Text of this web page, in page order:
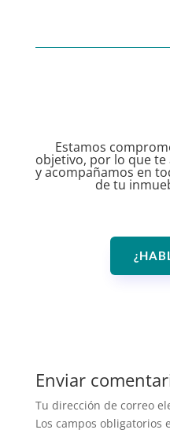
Estamos
objetivo, por lo que te
y acompañamos en
de tu
Enviar
Tu dirección de correo
Los campos obligatorios